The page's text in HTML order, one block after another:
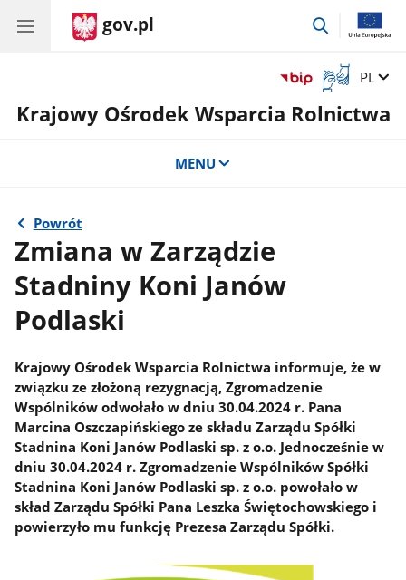
gov.pl
przejdź
Otwórz
okno
z
Zmień
PL
Krajowy Ośrodek Wsparcia Rolnictwa
MENU
Powrót
Zmiana w Zarządzie
Stadniny Koni Janów
Podlaski
Krajowy Ośrodek Wsparcia Rolnictwa informuje, że w
związku ze złożoną rezygnacją, Zgromadzenie
Wspólników odwołało w dniu 30.04.2024 r. Pana
Marcina Oszczapińskiego ze składu Zarządu Spółki
Stadnina Koni Janów Podlaski sp. z o.o. Jednocześnie w
dniu 30.04.2024 r. Zgromadzenie Wspólników Spółki
Stadnina Koni Janów Podlaski sp. z o.o. powołało w
skład Zarządu Spółki Pana Leszka Świętochowskiego i
powierzyło mu funkcję Prezesa Zarządu Spółki.